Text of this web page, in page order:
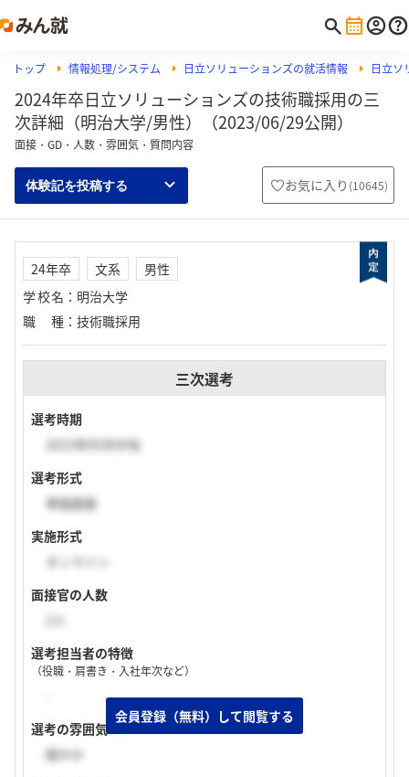
トップ 情報処理/システム 日立ソリューションズの就活情報 日立ソ
2024年卒日立ソリューションズの技術職採用の三
次詳細（明治大学/男性）（2023/06/29公開）
面接・GD・人数・雰囲気・質問内容
体験記を投稿する お気に入り (10645)
24年卒 文系
男性
学校名 ： 明治大学
職種 ： 技術職採用
三次選考
選考時期
2023年05月中旬
選考形式
単独面接
実施形式
オンライン
面接官の人数
選考担当者の特徴
（役職・肩書き・入社年次など）
選考の雰囲気
穏やか